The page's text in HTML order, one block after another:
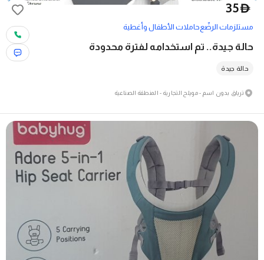
D
35
مستلزمات الرضّعحاملات الأطفال وأغطية
حالة جيدة.. تم استخدامه لفترة محدودة
حالة جيدة
ترياق بدون اسم - مويلح التجارية - المنطقة الصناعية